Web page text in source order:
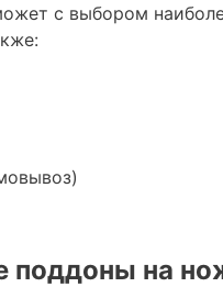
с выбором
поддоны на